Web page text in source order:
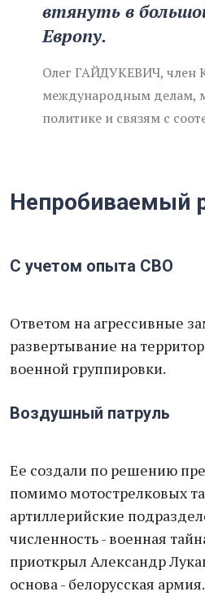
втянуть в
Европу.
Олег ГАЙДУКЕВИЧ, член
международным делам,
политике и связям с
Непробиваемый
С учетом опыта СВО
Ответом на агрессивные
развертывание на
военной группировки.
Воздушный патруль
Ее создали по решению
помимо мотострелковых
артиллерийские
численность - военная
приоткрыл Александр
основа - белорусская